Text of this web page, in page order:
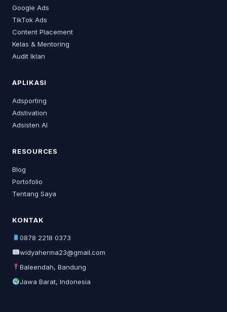
Google Ads
TikTok Ads
Content Placement
Kelas & Mentoring
Audit Iklan
APLIKASI
Adsporting
Adstivation
Adsisten AI
RESOURCES
Blog
Portofolio
Tentang Saya
KONTAK
0878 2218 0373
widyaherma23@gmail.com
Baleendah, Bandung
Jawa Barat, Indonesia